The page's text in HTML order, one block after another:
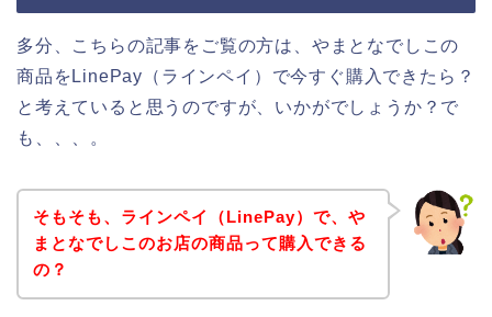
多分、こちらの記事をご覧の方は、やまとなでしこの
商品をLinePay（ラインペイ）で今すぐ購入できたら？
と考えていると思うのですが、いかがでしょうか？で
も、、、。
そもそも、ラインペイ（LinePay）で、や
まとなでしこのお店の商品って購入できる
の？